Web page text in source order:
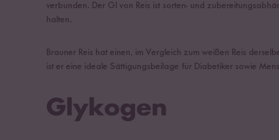
verbunden. Der GI von Reis ist sorten- und
halten.
Brauner Reis hat einen, im Vergleich zum weißen Reis
ist er eine ideale Sättigungsbeilage für Diabetiker sowie
Glykogen